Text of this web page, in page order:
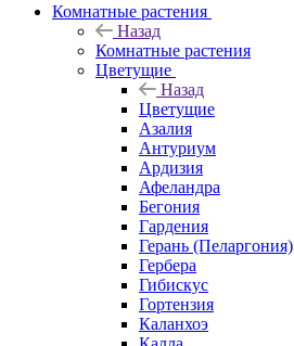
Комнатные растения
Назад
Комнатные растения
Цветущие
Назад
Цветущие
Азалия
Антуриум
Ардизия
Афеландра
Бегония
Гардения
Герань (Пеларгония)
Гербера
Гибискус
Гортензия
Каланхоэ